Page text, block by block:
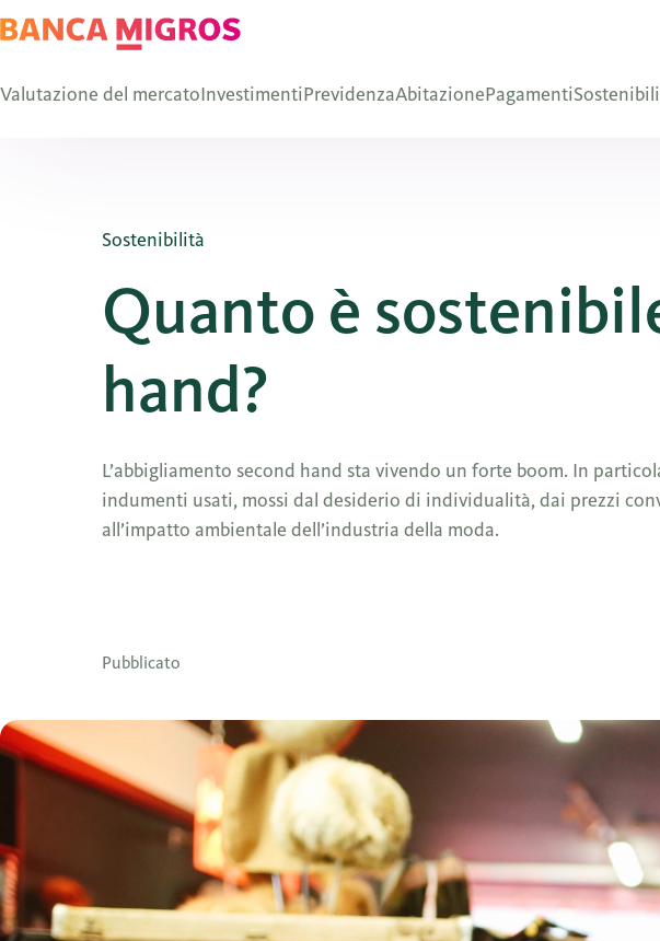
Valutazione del mercatoInvestimentiPrevidenzaAbitazionePagamenti
Sostenibilità
Quanto è
hand?
L’abbigliamento second hand sta vivendo un forte boom. In
indumenti usati, mossi dal desiderio di individualità, dai prezzi
all’impatto ambientale dell’industria della moda.
Pubblicato